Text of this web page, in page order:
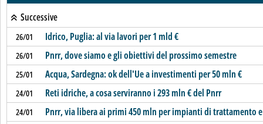
Successive
26/01 Idrico, Puglia: al via lavori per 1 mld €
26/01 Pnrr, dove siamo e gli obiettivi del prossimo semestre
25/01 Acqua, Sardegna: ok dell'Ue a investimenti per 50 mln €
24/01 Reti idriche, a cosa serviranno i 293 mln € del Pnrr
24/01 Pnrr, via libera ai primi 450 mln per impianti di trattamento